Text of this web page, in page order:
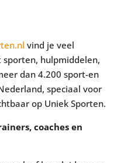
vind je veel
hulpmiddelen,
dan 4.200 sport-en
speciaal voor
op Uniek Sporten.
coaches en